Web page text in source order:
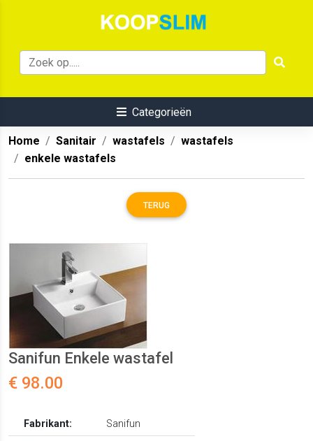
Categorieën
Home Sanitair wastafels
wastafels
enkele wastafels
TERUG
Sanifun Enkele wastafel
€ 98.00
Fabrikant:
Sanifun